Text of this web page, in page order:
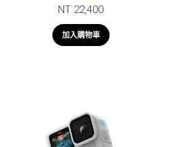
NT 22,400
加入購物車